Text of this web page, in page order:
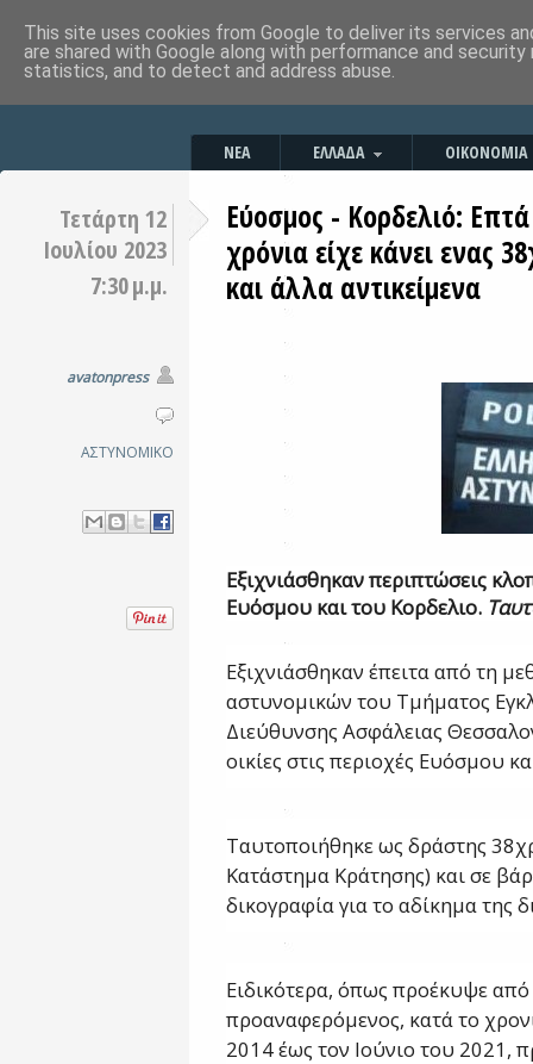
ΝΕΑ ΕΛΛΑΔΑ ΟΙΚΟΝΟΜΙΑ
Τετάρτη 12
Ιουλίου 2023
7:30 μ.μ.
avatonpress
ΑΣΤΥΝΟΜΙΚΟ
Εύοσμος - Κορδελιό:
χρόνια είχε κάνει ενας
και άλλα αντικείμενα
Εξιχνιάσθηκαν περιπτώσεις
Ευόσμου και του Κορδελιο.
Εξιχνιάσθηκαν έπειτα από τη
αστυνομικών του Τμήματος
Διεύθυνσης Ασφάλειας
οικίες στις περιοχές Ευόσμου
Ταυτοποιήθηκε ως δράστης
Κατάστημα Κράτησης) και σε
δικογραφία για το αδίκημα της
Ειδικότερα, όπως προέκυψε
προαναφερόμενος, κατά το
2014 έως τον Ιούνιο του 2021,
This site uses cookies from Google to deliver its services
are shared with Google along with performance and
statistics, and to detect and address abuse.